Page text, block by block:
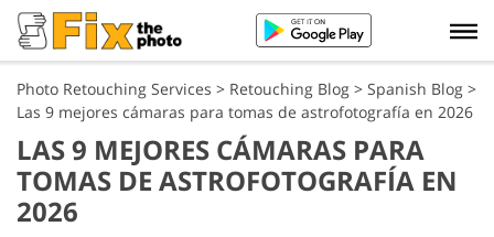
Photo Retouching Services > Retouching Blog > Spanish Blog >
Las 9 mejores cámaras para tomas de astrofotografía en 2026
LAS 9 MEJORES CÁMARAS PARA
TOMAS DE ASTROFOTOGRAFÍA EN
2026